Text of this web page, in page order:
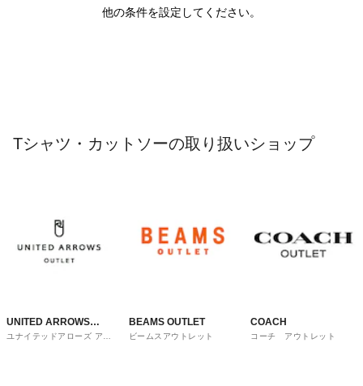
他の条件を設定してください。
Tシャツ・カットソーの取り扱いショップ
UNITED ARROWS
OUTLET
ユナイテッドアローズ アウ
BEAMS OUTLET
ビームスアウトレット
COACH
コーチ アウトレット